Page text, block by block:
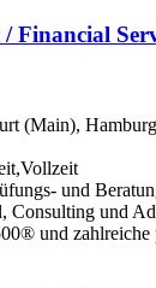
Financial
(Main),
und
Consulting und
und zahlreiche